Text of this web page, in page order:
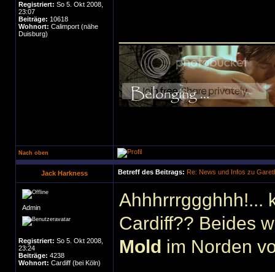
Registriert: So 5. Okt 2008,
23:07
Beiträge: 10618
Wohnort: Calimport (nähe
Duisburg)
Nach oben
Jack Harkness Betreff des Beitrags: Re: News und Infos zu
Admin
Registriert: So 5. Okt 2008,
23:24
Beiträge: 4238
Wohnort: Cardiff (bei Köln)
Ahhhrrrggghhh!...
Cardiff?? Beides
Mold im Norden